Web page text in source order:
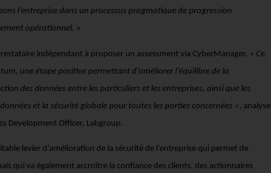
l’entreprise dans un processus pragmatique de progression
opérationnel. »
indépendant à proposer un assessment via CyberManager. « Ce
une étape positive permettant d’améliorer l’équilibre de la
des données entre les particuliers et les entreprises, ainsi que les
et la sécurité globale pour toutes les parties concernées » , analyse
Development Officer, Labgroup.
levier d’amélioration de la sécurité de l’entreprise qui permet de
qui va également accroître la confiance des clients, des actionnaires